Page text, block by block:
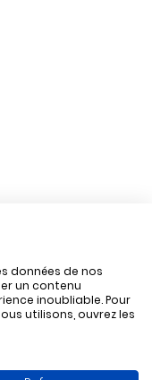
données de nos
un contenu
inoubliable. Pour
utilisons, ouvrez les